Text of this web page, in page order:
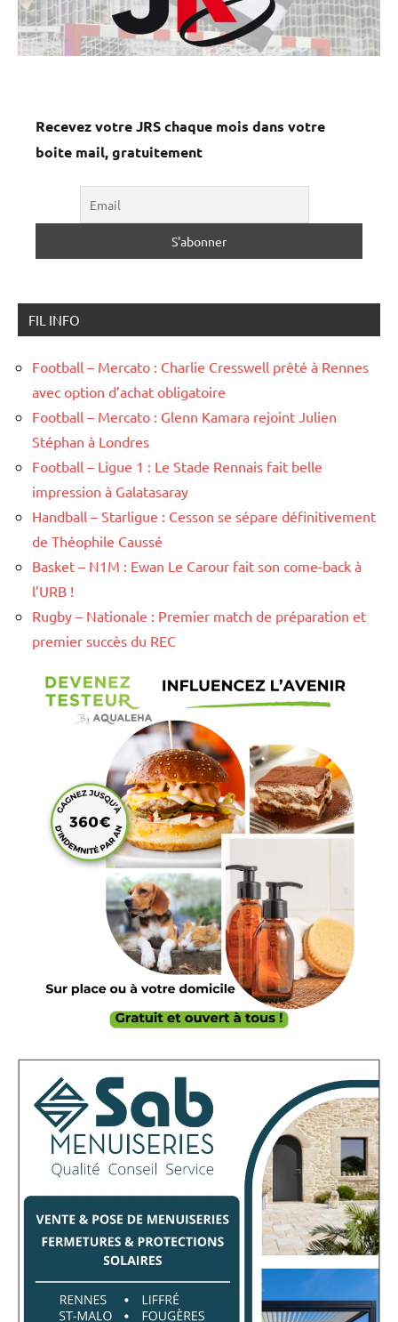
Recevez votre JRS chaque mois dans votre
boite mail, gratuitement
FIL INFO
Football – Mercato : Charlie Cresswell prêté à Rennes
avec option d’achat obligatoire
Football – Mercato : Glenn Kamara rejoint Julien
Stéphan à Londres
Football – Ligue 1 : Le Stade Rennais fait belle
impression à Galatasaray
Handball – Starligue : Cesson se sépare définitivement
de Théophile Caussé
Basket – N1M : Ewan Le Carour fait son come-back à
l’URB !
Rugby – Nationale : Premier match de préparation et
premier succès du REC